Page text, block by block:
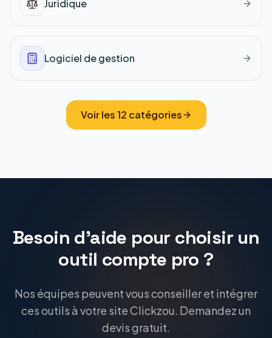
Juridique
Logiciel de gestion
Voir les12 catégories
Besoin d'aide pour choisir un
outil compte pro ?
Nos équipes peuvent vous conseiller et intégrer
ces outils à votre site Clickzou. Demandez un
devis gratuit.